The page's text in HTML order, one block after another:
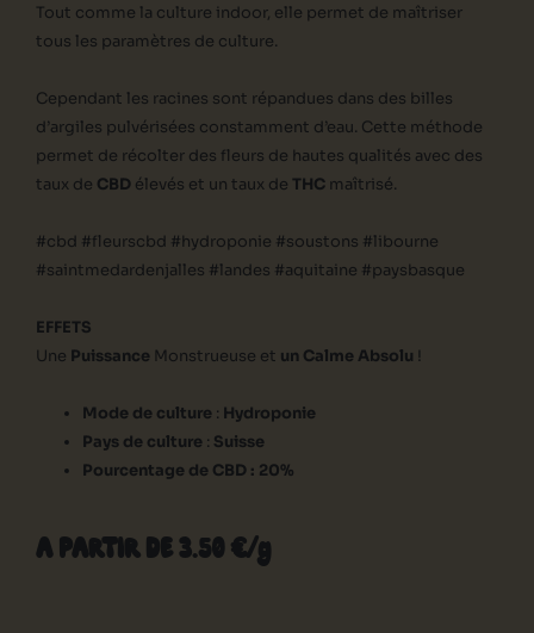
Tout comme la culture indoor, elle permet de maîtriser
tous les paramètres de culture.
Cependant les racines sont répandues dans des billes
d’argiles pulvérisées constamment d’eau. Cette méthode
permet de récolter des fleurs de hautes qualités avec des
taux de CBD élevés et un taux de THC maîtrisé.
#cbd #fleurscbd #hydroponie #soustons #libourne
#saintmedardenjalles #landes #aquitaine #paysbasque
EFFETS
Une Puissance Monstrueuse et un Calme Absolu !
Mode de culture : Hydroponie
Pays de culture : Suisse
Pourcentage de CBD : 20%
A PARTIR DE 3.50 €/g